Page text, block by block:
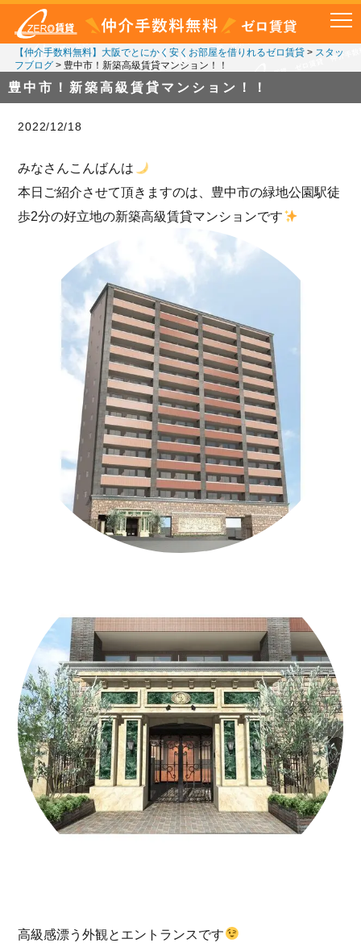
【仲介手数料無料】大阪でとにかく安くお部屋を借りれるゼロ賃貸> スタッ
フブログ> 豊中市！新築高級賃貸マンション！！
豊中市！新築高級賃貸マンション！！
2022/12/18
みなさんこんばんは
本日ご紹介させて頂きますのは、豊中市の緑地公園駅徒
歩2分の好立地の新築高級賃貸マンションです
高級感漂う外観とエントランスです